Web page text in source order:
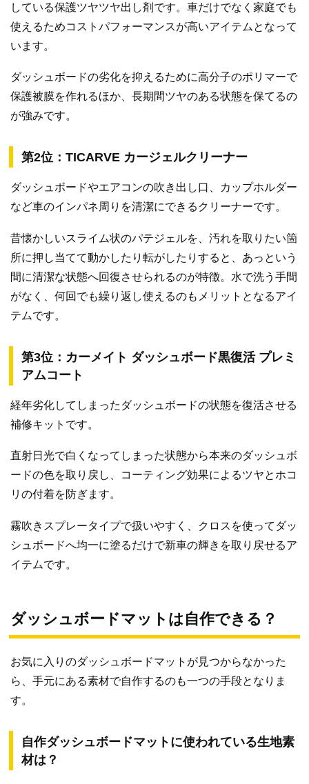
している保護ツヤツヤ出し剤です。車だけでなく家庭でも
使えるためコストパフォーマンスが高いアイテムとなって
います。
ダッシュボードの劣化を抑えるために高分子のポリマーで
保護被膜を作れるほか、長期間ツヤのある状態を保てるの
が強みです。
第2位：TICARVE カージェルクリーナー
ダッシュボードやエアコンの吹き出し口、カップホルダー
など車のインパネ周りを清潔にできるクリーナーです。
昔懐かしいスライム状のパテジェルを、汚れを取りたい箇
所に押し当てて動かしたり転がしたりすると、あっという
間に清潔な状態へ回復させられるのが特徴。水で洗う手間
がなく、何回でも繰り返し使えるのもメリットとなるアイ
テムです。
第3位：カーメイト ダッシュボード黒復活 プレミ
アムコート
経年劣化してしまったダッシュボードの状態を復活させる
補修キットです。
直射日光で白くなってしまった状態から本来のダッシュボ
ードの色を取り戻し、コーティング効果によるツヤとホコ
リの付着を防ぎます。
霧吹きスプレータイプで扱いやすく、クロスを使ってダッ
シュボードへ均一に塗るだけで新車の輝きを取り戻せるア
イテムです。
ダッシュボードマットは自作できる？
お気に入りのダッシュボードマットが見つからなかった
ら、手元にある素材で自作するのも一つの手段となりま
す。
自作ダッシュボードマットに使われている生地素
材は？